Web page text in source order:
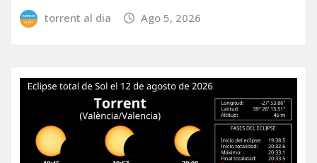
torrent al dia Ago 5, 2026